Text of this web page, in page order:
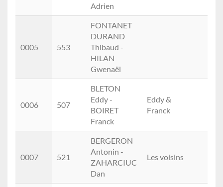
Adrien
0005 553
FONTANET
DURAND
Thibaud -
HILAN
Gwenaël
0006 507
BLETON
Eddy -
BOIRET
Franck
Eddy &
Franck
0007 521
BERGERON
Antonin -
ZAHARCIUC
Dan
Les voisins